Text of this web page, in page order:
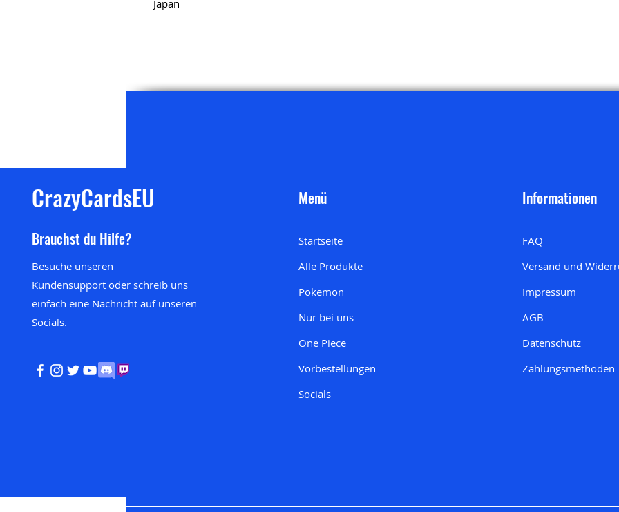
Japan
CrazyCardsEU
Brauchst du Hilfe?
Besuche unseren
Kundensupportoder schreib uns
einfach eine Nachricht auf unseren
Socials.
Menü
Startseite
Alle Produkte
Pokemon
Nur bei uns
One Piece
Vorbestellungen
Socials
Informationen
FAQ
Versand und
Impressum
AGB
Datenschutz
Zahlungsmethoden